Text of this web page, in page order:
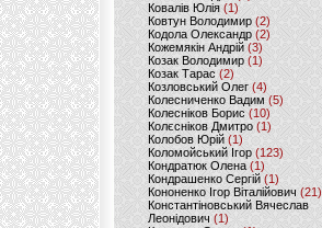
Ковалів Юлія(1)
Ковтун Володимир (2)
Кодола Олександр (2)
Кожемякін Андрій (3)
Козак Володимир (1)
Козак Тарас (2)
Козловський Олег(4)
Колесниченко Вадим (5)
Колесніков Борис (10)
Колєсніков Дмитро (1)
Колобов Юрій (1)
Коломойський Ігор (123)
Кондратюк Олена(1)
Кондрашенко Сергій (1)
Кононенко Ігор Віталійович (21)
Константіновський Вячеслав
Леонідович (1)